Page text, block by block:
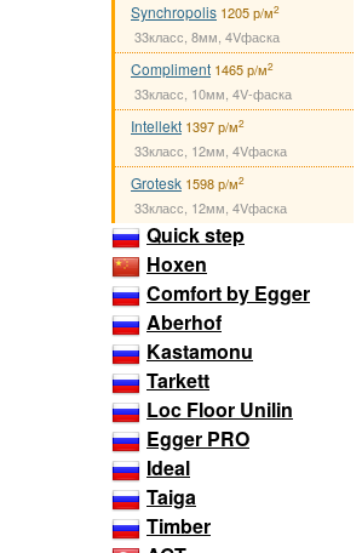
Synchropolis 1205 р/м2
33класс, 8мм, 4Vфаска
Compliment 1465 р/м2
33класс, 10мм, 4V-фаска
Intellekt 1397 р/м2
33класс, 12мм, 4Vфаска
Grotesk 1598 р/м2
33класс, 12мм, 4Vфаска
Quick step
Hoxen
Comfort by Egger
Aberhof
Kastamonu
Tarkett
Loc Floor Unilin
Egger PRO
Ideal
Taiga
Timber